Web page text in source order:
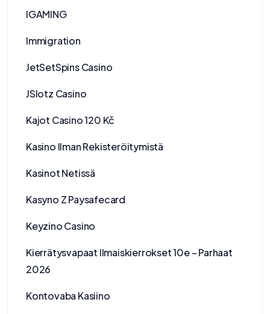
IGAMING
Immigration
JetSetSpins Casino
JSlotz Casino
Kajot Casino 120 Kč
Kasino Ilman Rekisteröitymistä
Kasinot Netissä
Kasyno Z Paysafecard
Keyzino Casino
Kierrätysvapaat Ilmaiskierrokset 10e – Parhaat
2026
Kontovaba Kasiino